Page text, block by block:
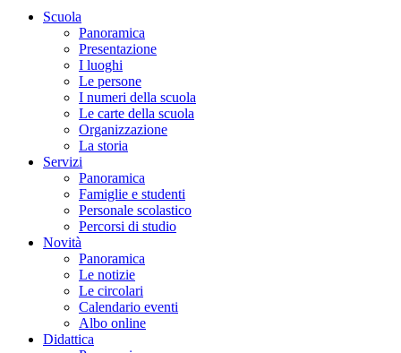
Scuola
Panoramica
Presentazione
I luoghi
Le persone
I numeri della scuola
Le carte della scuola
Organizzazione
La storia
Servizi
Panoramica
Famiglie e studenti
Personale scolastico
Percorsi di studio
Novità
Panoramica
Le notizie
Le circolari
Calendario eventi
Albo online
Didattica